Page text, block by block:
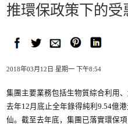
推環保政策下的受
2018年03月12日 星期一 下午8:54
集團主要業務包括生物質綜合利用
去年12月底止全年錄得純利9.54億
仙。截至去年底，集團已落實環保